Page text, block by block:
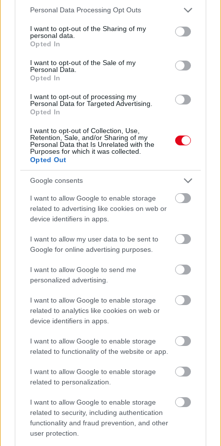
Please note that this website/app uses one or more Google
not limited to your visit or usage behaviour. You may click to
grant or deny consent to Google and its third-party tags to
use your data for below specified purposes in below Google
consent section.
Personal Data Processing Opt Outs
I want to opt-out of the Sharing of my
personal data.
Opted In
I want to opt-out of the Sale of my
Personal Data.
Opted In
I want to opt-out of processing my
Personal Data for Targeted Advertising.
Opted In
I want to opt-out of Collection, Use,
Retention, Sale, and/or Sharing of my
Personal Data that Is Unrelated with the
Purposes for which it was collected.
Opted Out
Google consents
I want to allow Google to enable storage
related to advertising like cookies on web or
device identifiers in apps.
I want to allow my user data to be sent to
Google for online advertising purposes.
I want to allow Google to send me
personalized advertising.
I want to allow Google to enable storage
related to analytics like cookies on web or
device identifiers in apps.
I want to allow Google to enable storage
related to functionality of the website or app.
I want to allow Google to enable storage
related to personalization.
I want to allow Google to enable storage
related to security, including authentication
functionality and fraud prevention, and other
user protection.
Ha ezt érzed evés után, a szervezeted fontos dologra
söpörd a szőnyeg alá
Ezért párásodik be állandóan az ablak – egyszerűbb a
megoldás, mint gondolnád